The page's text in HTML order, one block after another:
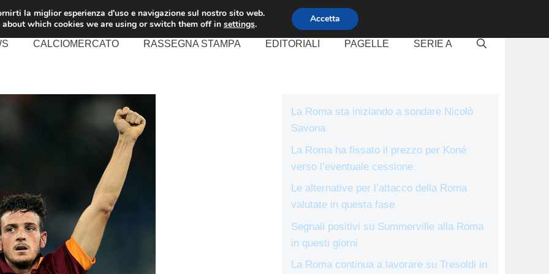
CALCIOMERCATO RASSEGNA STAMPA EDITORIALI PAGELLE SERIE A
La Roma sta iniziando a sondare Nicolò
Savona
La Roma ha fissato il prezzo per Koné
verso l’eventuale cessione
Le alternative per l’attacco della Roma
valutate in questa fase
Segnali positivi su Summerville alla Roma
in questi giorni
La Roma continua a lavorare su Tresoldi in
la miglior esperienza d'uso e navigazione sul nostro sito web.
about which cookies we are using or switch them off in settings. Accetta